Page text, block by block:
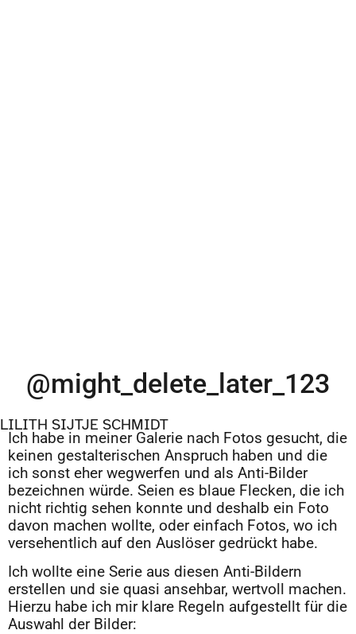
@might_delete_later_123
LILITH SIJTJE SCHMIDT
Ich habe in meiner Galerie nach Fotos gesucht, die
keinen gestalterischen Anspruch haben und die
ich sonst eher wegwerfen und als Anti-Bilder
bezeichnen würde. Seien es blaue Flecken, die ich
nicht richtig sehen konnte und deshalb ein Foto
davon machen wollte, oder einfach Fotos, wo ich
versehentlich auf den Auslöser gedrückt habe.
Ich wollte eine Serie aus diesen Anti-Bildern
erstellen und sie quasi ansehbar, wertvoll machen.
Hierzu habe ich mir klare Regeln aufgestellt für die
Auswahl der Bilder: